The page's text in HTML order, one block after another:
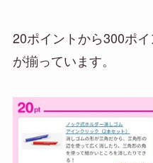
20ポイントから300ポ
が揃っています。